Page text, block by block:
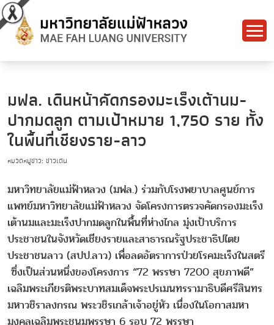
มฟล. เดินหน้าคัดกรองมะเร็งเต้านม-
ปากมดลูก ตามเป้าหมาย 1,750 ราย ทั้ง
ในพื้นที่เชียงราย-ลาว
หมวดหมู่ข่าว: ข่าวเด่น
มหาวิทยาลัยแม่ฟ้าหลวง (มฟล.) ร่วมกับโรงพยาบาลศูนย์การ
แพทย์มหาวิทยาลัยแม่ฟ้าหลวง จัดโครงการตรวจคัดกรองมะเร็ง
เต้านมและมะเร็งปากมดลูกในพื้นที่ห่างไกล มุ่งเป้าบริการ
ประชาชนในจังหวัดเชียงรายและสาธารณรัฐประชาธิปไตย
ประชาชนลาว (สปป.ลาว) เพื่อลดอัตราการป่วยโรคมะเร็งในสตรี
ซึ่งเป็นส่วนหนึ่งของโครงการ “72 พรรษา 7200 สุขภาพดี”
เฉลิมพระเกียรติพระบาทสมเด็จพระปรเมนทรรามาธิบดีศรีสินทร
มหาวชิราลงกรณ พระวชิรเกล้าเจ้าอยู่หัว เนื่องในโอกาสมหา
มงคลเฉลิมพระชนมพรรษา 6 รอบ 72 พรรษา